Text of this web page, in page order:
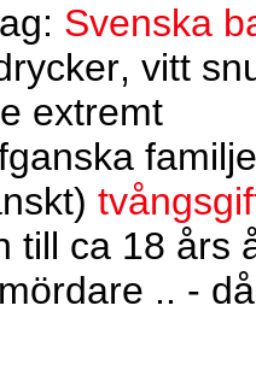
Svenska
vitt
extremt
till ca 18 års
.. -